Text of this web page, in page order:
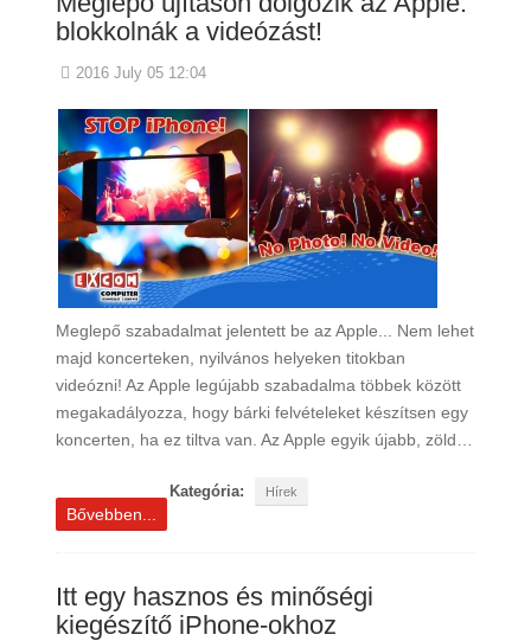
blokkolnák a videózást!
2016 July 05 12:04
Meglepő szabadalmat jelentett be az Apple... Nem lehet
majd koncerteken, nyilvános helyeken titokban
videózni! Az Apple legújabb szabadalma többek között
megakadályozza, hogy bárki felvételeket készítsen egy
koncerten, ha ez tiltva van. Az Apple egyik újabb, zöld…
Kategória: Hírek
Bővebben...
Itt egy hasznos és minőségi
kiegészítő iPhone-okhoz